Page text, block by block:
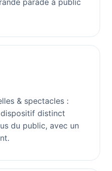
parade à public
& spectacles :
distinct
du public, avec un